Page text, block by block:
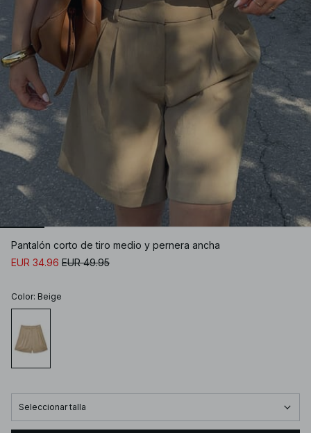
Pantalón corto de tiro medio y pernera ancha
EUR 34.96 EUR 49.95
Color: Beige
Seleccionar talla